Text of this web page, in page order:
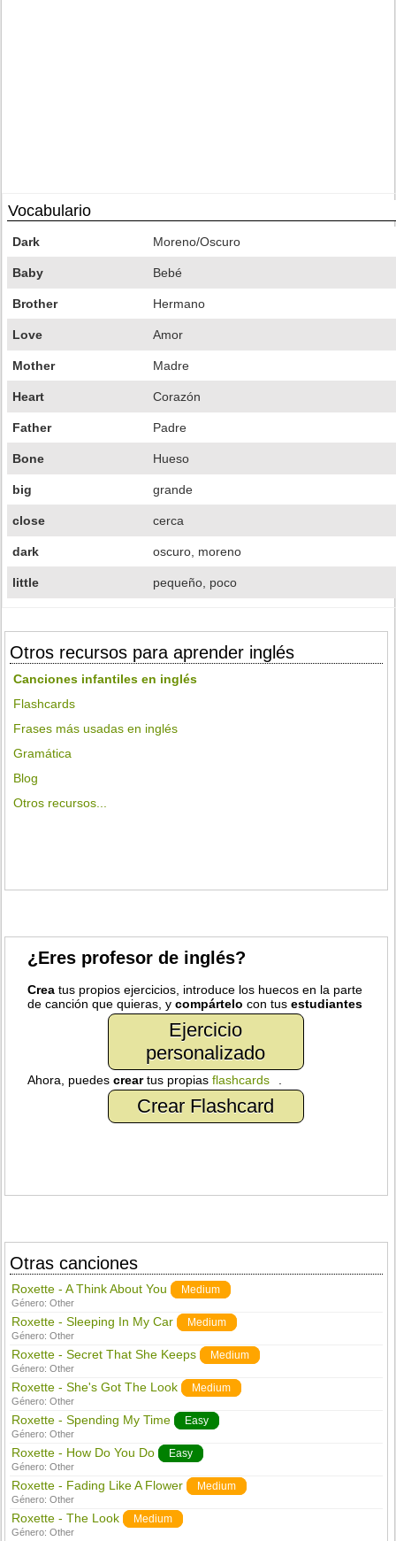
Vocabulario
Dark Moreno/Oscuro
Baby Bebé
Brother Hermano
Love Amor
Mother Madre
Heart Corazón
Father Padre
Bone Hueso
big grande
close cerca
dark oscuro, moreno
little pequeño, poco
Otros recursos para aprender inglés
Canciones infantiles en inglés
Flashcards
Frases más usadas en inglés
Gramática
Blog
Otros recursos...
¿Eres profesor de inglés?
Crea tus propios ejercicios, introduce los huecos en la parte
de canción que quieras, ycompártelo con tusestudiantes
Ejercicio
personalizado
Ahora, puedescreartus propiasflashcards
Crear Flashcard
Otras canciones
Roxette - A Think About You Medium
Género:Other
Roxette - Sleeping In My Car Medium
Género:Other
Roxette - Secret That She Keeps Medium
Género:Other
Roxette - She's Got The Look Medium
Género:Other
Roxette - Spending My Time Easy
Género:Other
Roxette - How Do You Do Easy
Género:Other
Roxette - Fading Like A Flower Medium
Género:Other
Roxette - The Look Medium
Género:Other